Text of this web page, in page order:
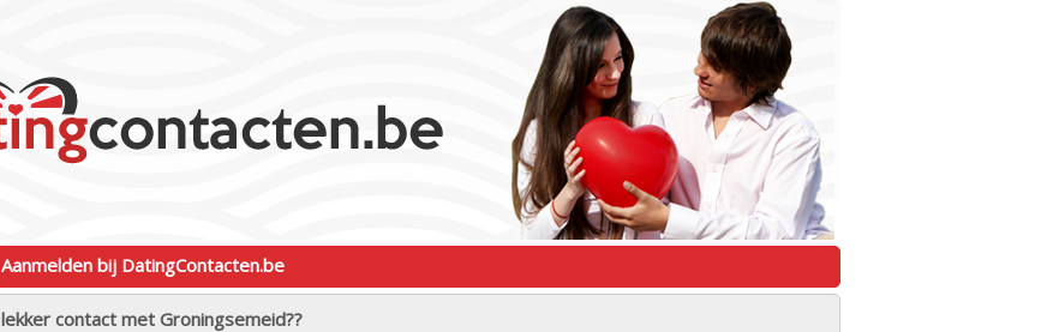
Aanmelden bij DatingContacten.be
lekker contact met Groningsemeid??